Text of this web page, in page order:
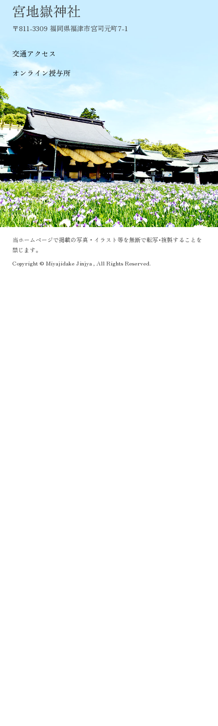
宮地嶽神社
〒811-3309 福岡県福津市宮司元町7-1
交通アクセス
オンライン授与所
当ホームページで掲載の写真・イラスト等を無断で転写･複製することを
禁じます。
Copyright © Miyajidake Jinjya , All Rights Reserved.